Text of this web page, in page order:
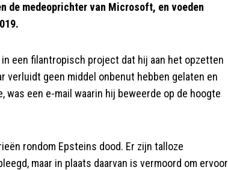
de medeoprichter van Microsoft, en voeden
een filantropisch project dat hij aan het opzetten
verluidt geen middel onbenut hebben gelaten en
een e-mail waarin hij beweerde op de hoogte
rondom Epsteins dood. Er zijn talloze
maar in plaats daarvan is vermoord om ervoor